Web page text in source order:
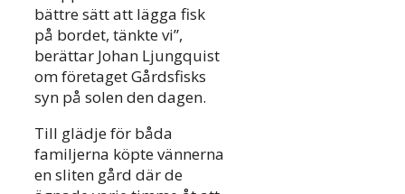
bättre sätt att lägga fisk
på bordet, tänkte vi”,
berättar Johan Ljungquist
om företaget Gårdsfisks
syn på solen den dagen.
Till glädje för båda
familjerna köpte vännerna
en sliten gård där de